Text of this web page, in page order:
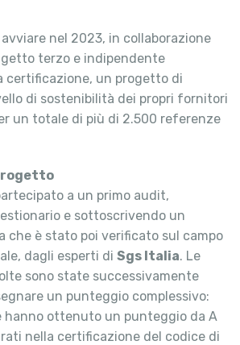
nel 2023, in collaborazione
terzo e indipendente
certificazione, un progetto di
di sostenibilità dei propri fornitori
un totale di più di 2.500 referenze
a un primo audit,
e sottoscrivendo un
che è stato poi verificato sul campo
dagli esperti di Sgs Italia. Le
sono state successivamente
un punteggio complessivo:
hanno ottenuto un punteggio da A
nella certificazione del codice di